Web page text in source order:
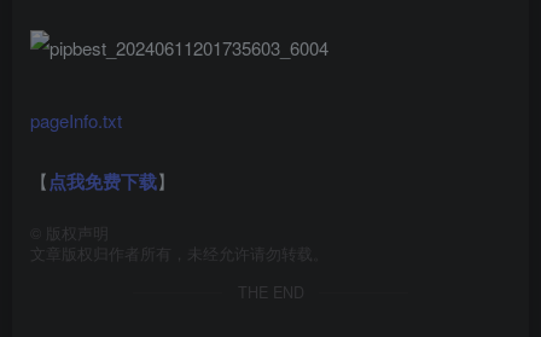
pageInfo.txt
【点我免费下载】
版权声明
文章版权归作者所有，未经允许请勿转载。
THE END